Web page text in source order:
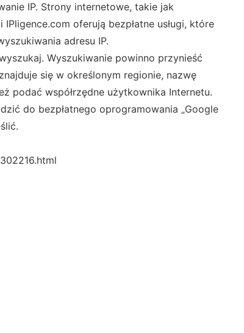
IP. Strony internetowe, takie jak
oferują bezpłatne usługi, które
adresu IP.
Wyszukiwanie powinno przynieść
się w określonym regionie, nazwę
podać współrzędne użytkownika Internetu.
do bezpłatnego oprogramowania „Google